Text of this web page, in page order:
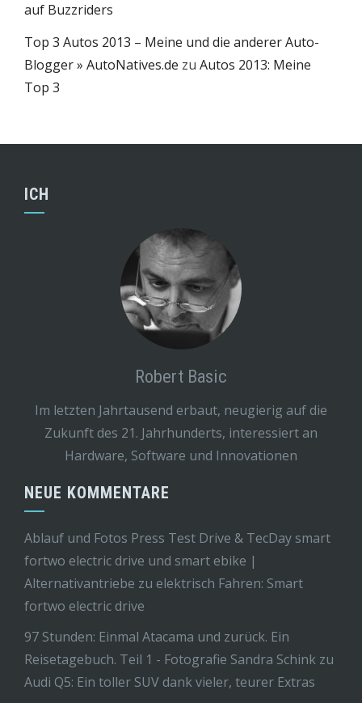
auf Buzzriders
Top 3 Autos 2013 – Meine und die anderer Auto-
Blogger » AutoNatives.de zu Autos 2013: Meine
Top 3
ICH
Robert Basic
Im letzten Jahrtausend erbaut, neugierig auf die
Zukunft des 21. Jahrhunderts, interessiert an
Hardware, Software und Innovationen
NEUE KOMMENTARE
Ablauf und Fotos Press Test Drive & TecDay smart
fortwo electric drive und smart ebike |
Alternativantriebe zu elektrisch Fahren: Smart
fortwo electric drive
97 Stunden: Einmal Atacama und zurück. Ein
Reisetagebuch. Teil 1 - Fotografie Sandra Schink zu
Audi Q5: Ein toller SUV dank vieler, teurer Extras